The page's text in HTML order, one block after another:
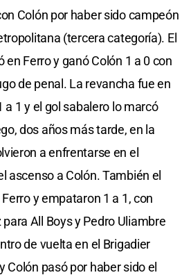
Colón por haber sido campeón
(tercera categoría). El
en Ferro y ganó Colón 1 a 0 con
de penal. La revancha fue en
a 1 y el gol sabalero lo marcó
dos años más tarde, en la
a enfrentarse en el
ascenso a Colón. También el
y empataron 1 a 1, con
All Boys y Pedro Uliambre
de vuelta en el Brigadier
Colón pasó por haber sido el